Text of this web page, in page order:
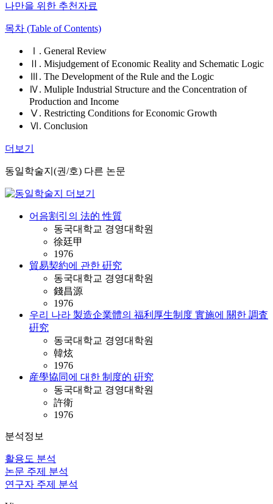
나만을 위한 추천자료
목차 (Table of Contents)
Ⅰ. General Review
Ⅱ. Misjudgement of Economic Reality and Schematic Logic
Ⅲ. The Development of the Rule and the Logic
Ⅳ. Muliple Industrial Structure and the Concentration of
Production and Income
Ⅴ. Restricting Conditions for Economic Growth
Ⅵ. Conclusion
더보기
동일학술지(권/호) 다른 논문
어음割引의 法的 性質
동국대학교 경영대학원
徐廷甲
1976
貿易契約에 관한 硏究
동국대학교 경영대학원
錢昌源
1976
우리 나라 製造企業體의 福利厚生制度 實施에 關한 調査
硏究
동국대학교 경영대학원
韓炫
1976
産學協同에 대한 制度的 硏究
동국대학교 경영대학원
許衛
1976
분석정보
활용도 분석
논문 주제 분석
연구자 주제 분석